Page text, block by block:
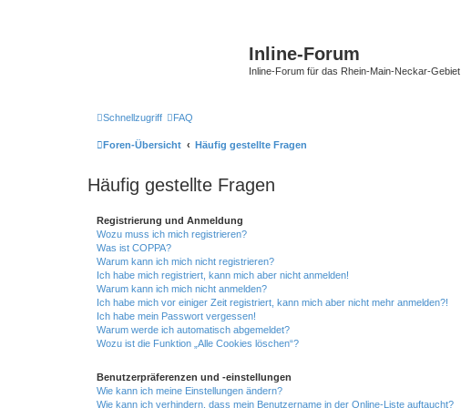
Inline-Forum
Inline-Forum für das Rhein-Main-Neckar-Gebiet
Schnellzugriff FAQ
Foren-Übersicht Häufig gestellte Fragen
Häufig gestellte Fragen
Registrierung und Anmeldung
Wozu muss ich mich registrieren?
Was ist COPPA?
Warum kann ich mich nicht registrieren?
Ich habe mich registriert, kann mich aber nicht anmelden!
Warum kann ich mich nicht anmelden?
Ich habe mich vor einiger Zeit registriert, kann mich aber nicht mehr anmelden?!
Ich habe mein Passwort vergessen!
Warum werde ich automatisch abgemeldet?
Wozu ist die Funktion „Alle Cookies löschen“?
Benutzerpräferenzen und -einstellungen
Wie kann ich meine Einstellungen ändern?
Wie kann ich verhindern, dass mein Benutzername in der Online-Liste auftaucht?